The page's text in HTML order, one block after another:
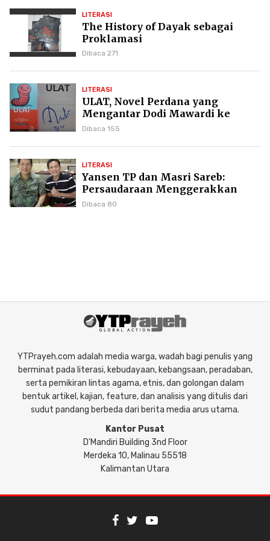
LITERASI
The History of Dayak sebagai
Proklamasi
Dibaca 271
LITERASI
ULAT, Novel Perdana yang
Mengantar Dodi Mawardi ke
Puncak Karier Kepenulisan
Dibaca 155
LITERASI
Yansen TP dan Masri Sareb:
Persaudaraan Menggerakkan
Literasi Borneo
Dibaca 80
YTPrayeh.com adalah media warga, wadah bagi penulis yang
berminat pada literasi, kebudayaan, kebangsaan, peradaban,
serta pemikiran lintas agama, etnis, dan golongan dalam
bentuk artikel, kajian, feature, dan analisis yang ditulis dari
sudut pandang berbeda dari berita media arus utama.
Kantor Pusat
D'Mandiri Building 3nd Floor
Merdeka 10, Malinau 55518
Kalimantan Utara